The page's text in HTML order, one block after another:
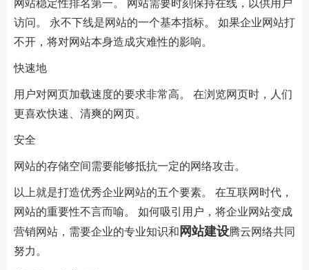
网站稳定性排名第一。 网站需要时刻保持在线，以供用户
访问。 永不下线是网站的一个基本指标。 如果企业网站打
不开，将对网站本身造成灾难性的影响。
快速地
用户对网页加载速度的要求非常高。 在浏览网页时，人们
更喜欢快速、清爽的网页。
安全
网站的存储空间需要能够抵抗一定的网络攻击。
以上就是打造优秀企业网站的五个要素。 在互联网时代，
网站的重要性不言而喻。 如何吸引用户，将企业网站变成
营销网站，需要企业的专业知识和 网站建设腾云网络共同
努力。